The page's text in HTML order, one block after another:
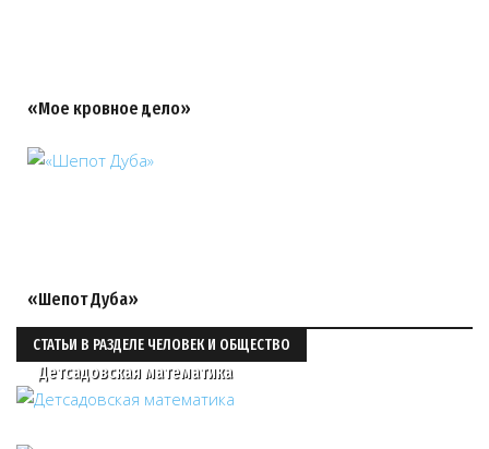
«Мое кровное дело»
«Шепот Дуба»
СТАТЬИ В РАЗДЕЛЕ ЧЕЛОВЕК И ОБЩЕСТВО
Детсадовская математика